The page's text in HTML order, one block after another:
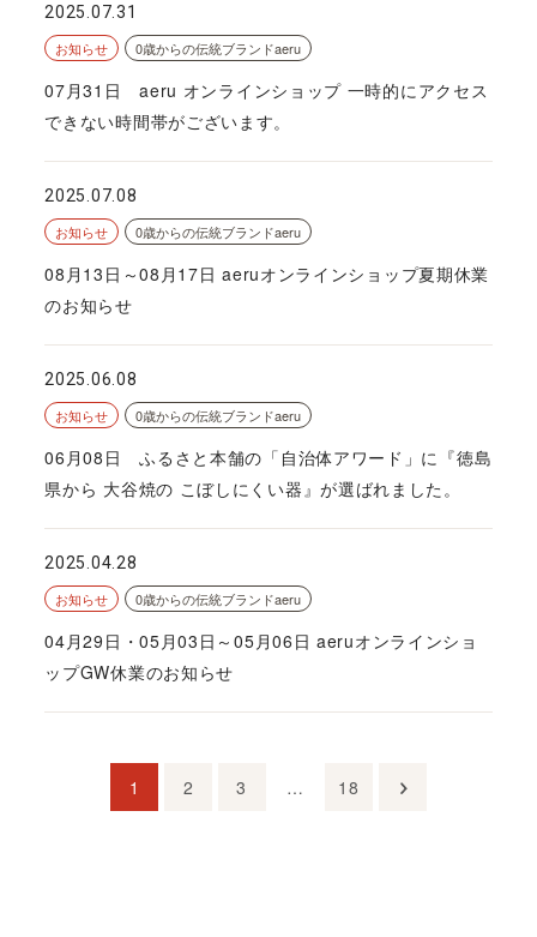
2025.07.31
お知らせ
0歳からの伝統ブランドaeru
07月31日 aeru オンラインショップ 一時的にアクセス
できない時間帯がございます。
2025.07.08
お知らせ
0歳からの伝統ブランドaeru
08月13日～08月17日 aeruオンラインショップ夏期休業
のお知らせ
2025.06.08
お知らせ
0歳からの伝統ブランドaeru
06月08日 ふるさと本舗の「自治体アワード」に『徳島
県から 大谷焼の こぼしにくい器』が選ばれました。
2025.04.28
お知らせ
0歳からの伝統ブランドaeru
04月29日・05月03日～05月06日 aeruオンラインショ
ップGW休業のお知らせ
1 2 3 … 18